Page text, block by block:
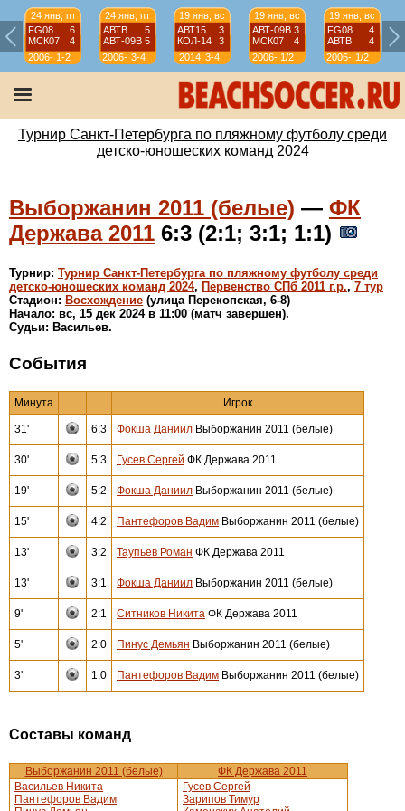
24 янв, пт
FG08
6
МСК07
4
2006-
07
1-2
24 янв, пт
АВТВ
5
АВТ-09B 5
2006-
07
3-4
19 янв, вс
АВТ15
3
КОЛ-14
3
2014 3-4
19 янв, вс
АВТ-09B 3
МСК07
4
2006-
07
1/2
19 янв, вс
FG08
4
АВТВ
4
2006-
07
1/2
Турнир Санкт-Петербурга по пляжному футболу среди
детско-юношеских команд 2024
Выборжанин 2011 (белые) — ФК
Держава 2011 6:3 (2:1; 3:1; 1:1)
Турнир: Турнир Санкт-Петербурга по пляжному футболу среди
детско-юношеских команд 2024, Первенство СПб 2011 г.р., 7 тур
Стадион: Восхождение (улица Перекопская, 6-8)
Начало: вс, 15 дек 2024 в 11:00 (матч завершен).
Судьи: Васильев.
События
Минута Игрок
31' 6:3 Фокша Даниил Выборжанин 2011 (белые)
30' 5:3 Гусев Сергей ФК Держава 2011
19' 5:2 Фокша Даниил Выборжанин 2011 (белые)
15' 4:2 Пантефоров Вадим Выборжанин 2011 (белые)
13' 3:2 Таупьев Роман ФК Держава 2011
13' 3:1 Фокша Даниил Выборжанин 2011 (белые)
9' 2:1 Ситников Никита ФК Держава 2011
5' 2:0 Пинус Демьян Выборжанин 2011 (белые)
3' 1:0 Пантефоров Вадим Выборжанин 2011 (белые)
Составы команд
Выборжанин 2011 (белые)
ФК Держава 2011
Васильев Никита
Пантефоров Вадим
Гусев Сергей
Зарипов Тимур